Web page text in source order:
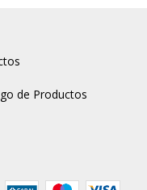
de Productos